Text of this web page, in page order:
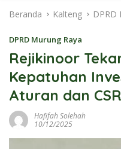
Beranda Kalteng DPRD
DPRD Murung Raya
Rejikinoor
Kepatuhan
Aturan dan CSR
Hafifah Solehah
10/12/2025